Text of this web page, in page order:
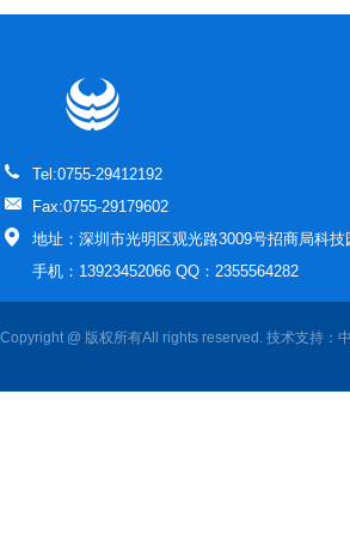
Tel:0755-29412192
Fax:0755-29179602
地址：深圳市光明区观光路3009号招商局科技
手机：13923452066 QQ：2355564282
Copyright @ 版权所有All rights reserved. 技术支持：